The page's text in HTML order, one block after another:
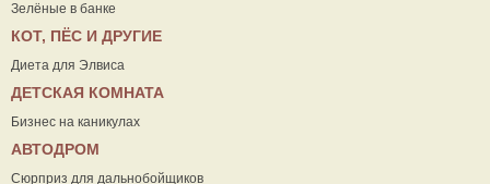
Зелёные в банке
КОТ, ПЁС И ДРУГИЕ
Диета для Элвиса
ДЕТСКАЯ КОМНАТА
Бизнес на каникулах
АВТОДРОМ
Сюрприз для дальнобойщиков